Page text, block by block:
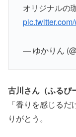
オリジナルの
— ゆかりん
古川さん（ふるぴ
「香りを感じる
りがとう。